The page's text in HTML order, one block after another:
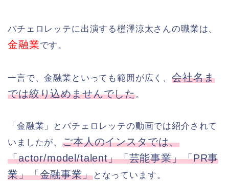
バチェロレッテに出演する榿澤涼太さんの職業は、
金融業です。
一言で、金融業といっても範囲が広く、会社名ま
では絞り込めませんでした。
「金融業」とバチェロレッテの動画では紹介されて
いましたが、ご本人のインスタでは、
「actor/model/talent」「芸能事業」「PR事
業」「金融事業」となっています。